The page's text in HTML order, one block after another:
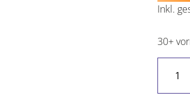
Inkl.
30+
SIKAFLEX
252